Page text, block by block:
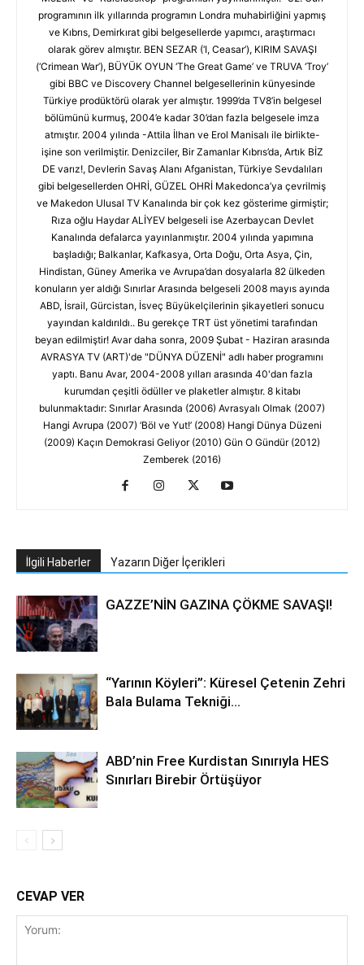
programının ilk yıllarında programın Londra muhabirliğini yapmış
ve Kıbrıs, Demirkırat gibi belgesellerde yapımcı, araştırmacı
olarak görev almıştır. BEN SEZAR (‘I, Ceasar’), KIRIM SAVAŞI
(‘Crimean War’), BÜYÜK OYUN ‘The Great Game’ ve TRUVA ‘Troy’
gibi BBC ve Discovery Channel belgesellerinin künyesinde
Türkiye prodüktörü olarak yer almıştır. 1999’da TV8’in belgesel
bölümünü kurmuş, 2004’e kadar 30’dan fazla belgesele imza
atmıştır. 2004 yılında -Attila İlhan ve Erol Manisalı ile birlikte-
işine son verilmiştir. Denizciler, Bir Zamanlar Kıbrıs’da, Artık BİZ
DE varız!, Devlerin Savaş Alanı Afganistan, Türkiye Sevdalıları
gibi belgesellerden OHRİ, GÜZEL OHRİ Makedonca’ya çevrilmiş
ve Makedon Ulusal TV Kanalında bir çok kez gösterime girmiştir;
Rıza oğlu Haydar ALİYEV belgeseli ise Azerbaycan Devlet
Kanalında defalarca yayınlanmıştır. 2004 yılında yapımına
başladığı; Balkanlar, Kafkasya, Orta Doğu, Orta Asya, Çin,
Hindistan, Güney Amerika ve Avrupa’dan dosyalarla 82 ülkeden
konuların yer aldığı Sınırlar Arasında belgeseli 2008 mayıs ayında
ABD, İsrail, Gürcistan, İsveç Büyükelçilerinin şikayetleri sonucu
yayından kaldırıldı.. Bu gerekçe TRT üst yönetimi tarafından
beyan edilmiştir! Avar daha sonra, 2009 Şubat - Haziran arasında
AVRASYA TV (ART)'de "DÜNYA DÜZENİ" adlı haber programını
yaptı. Banu Avar, 2004-2008 yılları arasında 40'dan fazla
kurumdan çeşitli ödüller ve plaketler almıştır. 8 kitabı
bulunmaktadır: Sınırlar Arasında (2006) Avrasyalı Olmak (2007)
Hangi Avrupa (2007) ‘Böl ve Yut!’ (2008) Hangi Dünya Düzeni
(2009) Kaçın Demokrasi Geliyor (2010) Gün O Gündür (2012)
Zemberek (2016)
İlgili Haberler Yazarın Diğer İçerikleri
GAZZE’NİN GAZINA ÇÖKME SAVAŞI!
“Yarının Köyleri”: Küresel Çetenin Zehri
Bala Bulama Tekniği…
ABD’nin Free Kurdistan Sınırıyla HES
Sınırları Birebir Örtüşüyor
CEVAP VER